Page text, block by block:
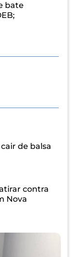
bate
de balsa
contra
Nova